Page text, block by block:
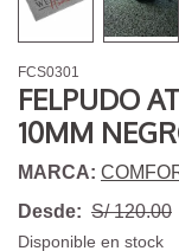
FCS0301
FELPUDO
10MM
MARCA:
Desde: S/ 120.00
Disponible en stock